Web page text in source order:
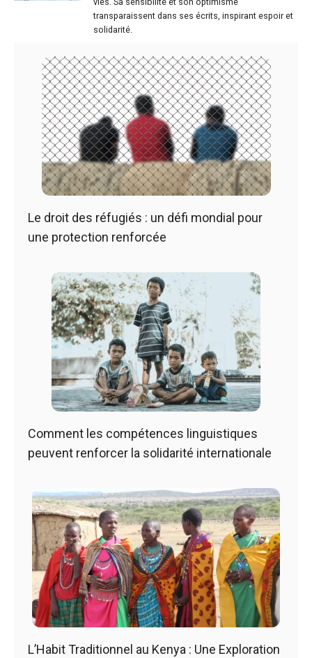
transparaissent dans ses écrits, inspirant espoir et
solidarité.
Le droit des réfugiés : un défi mondial pour
une protection renforcée
Comment les compétences linguistiques
peuvent renforcer la solidarité internationale
L’Habit Traditionnel au Kenya : Une Exploration